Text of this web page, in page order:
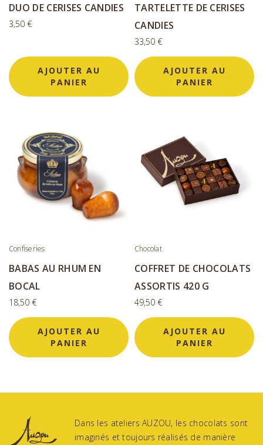
DUO DE CERISES CANDIES
3,50 €
AJOUTER AU
PANIER
TARTELETTE DE CERISES
CANDIES
33,50 €
AJOUTER AU
PANIER
Confiseries
BABAS AU RHUM EN
BOCAL
18,50 €
AJOUTER AU
PANIER
Chocolat
COFFRET DE CHOCOLATS
ASSORTIS 420 G
49,50 €
AJOUTER AU
PANIER
Dans les ateliers AUZOU, les chocolats sont
imaginés et toujours réalisés de manière